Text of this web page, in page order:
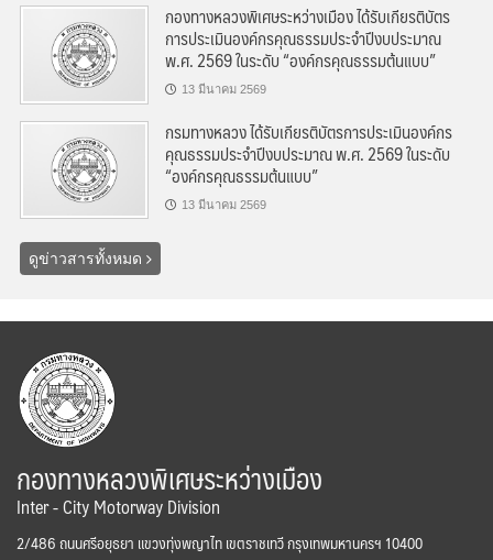
กองทางหลวงพิเศษระหว่างเมือง ได้รับเกียรติบัตร
การประเมินองค์กรคุณธรรมประจำปีงบประมาณ
พ.ศ. 2569 ในระดับ “องค์กรคุณธรรมต้นแบบ”
13 มีนาคม 2569
กรมทางหลวง ได้รับเกียรติบัตรการประเมินองค์กร
คุณธรรมประจำปีงบประมาณ พ.ศ. 2569 ในระดับ
“องค์กรคุณธรรมต้นแบบ”
13 มีนาคม 2569
ดูข่าวสารทั้งหมด
กองทางหลวงพิเศษระหว่างเมือง
Inter - City Motorway Division
2/486 ถนนศรีอยุธยา แขวงทุ่งพญาไท เขตราชเทวี กรุงเทพมหานครฯ 10400